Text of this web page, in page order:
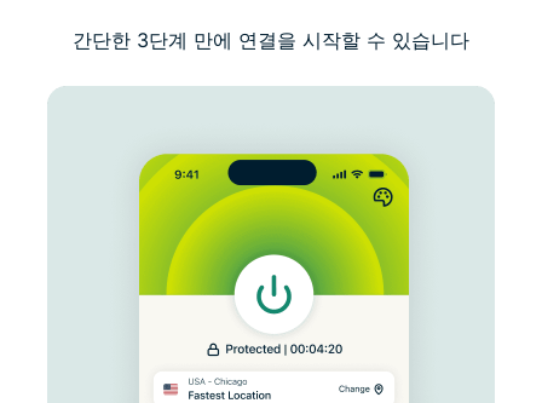
간단한 3단계 만에 연결을 시작할 수 있습니다